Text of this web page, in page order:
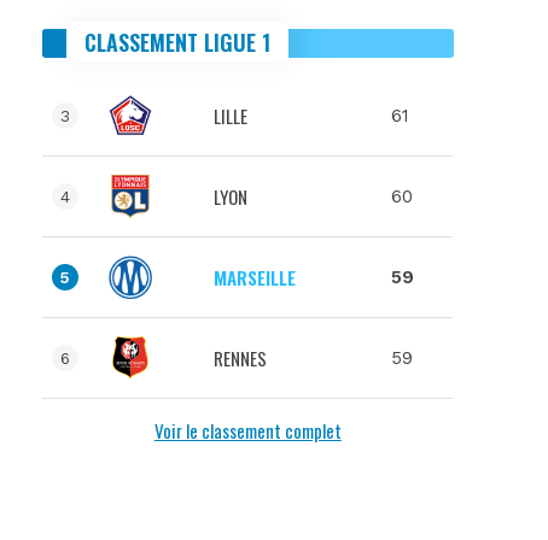
CLASSEMENT LIGUE 1
3 LILLE 61
4 LYON 60
5 MARSEILLE 59
6 RENNES 59
Voir le classement complet